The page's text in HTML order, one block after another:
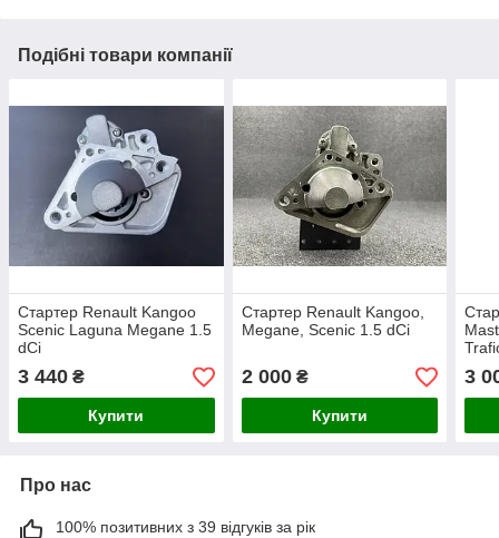
Подібні товари компанії
Стартер Renault Kangoo
Scenic Laguna Megane 1.5
dCi
3 440 ₴
Купити
Стартер Renault Kangoo,
Megane, Scenic 1.5 dCi
2 000₴
Купити
3
Про нас
100% позитивних з 39 відгуків за рік